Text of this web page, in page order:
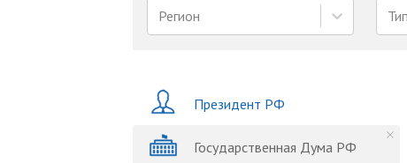
Регион Тип
Президент РФ
Государственная Дума РФ